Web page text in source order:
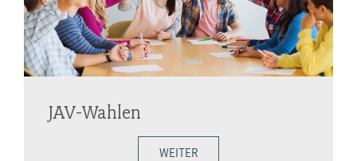
JAV-Wahlen
WEITER